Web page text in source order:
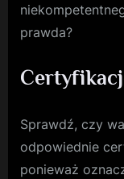
prawda?
Sprawdź, czy
odpowiednie
ponieważ